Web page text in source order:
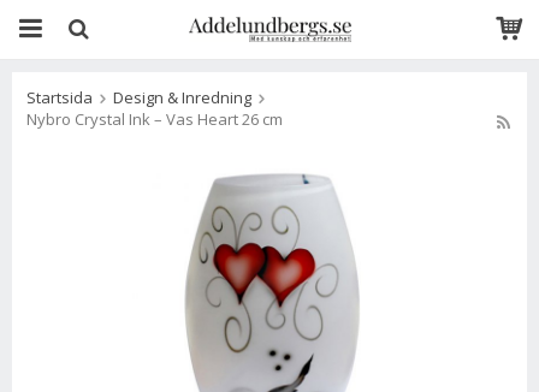
Startsida
Design & Inredning
Nybro Crystal Ink – Vas Heart 26 cm